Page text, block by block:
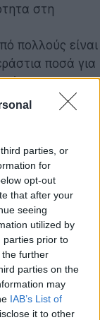
parties, or
for
opt-out
that after your
seeing
utilized by
parties prior to
further
parties on the
may
IAB’s List of
it to other
στη
πολλούς είναι
ποσά για
που η
βρίσκεται
άμεσα
δεκαετίες.
το 1999,
μοντέλο.
τα κεφάλαια
οι
"filler"
σκηνές. Αυτό
τα σημερινά
νέους θεατές.